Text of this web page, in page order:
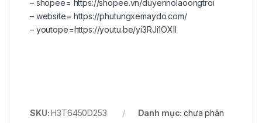
– shopee= https://shopee.vn/duyennolaoongtroi
– website=https://phutungxemaydo.com/
– youtope=https://youtu.be/yi3RJi1OXII
SKU:H3T6450D253 Danh mục:chưa phân